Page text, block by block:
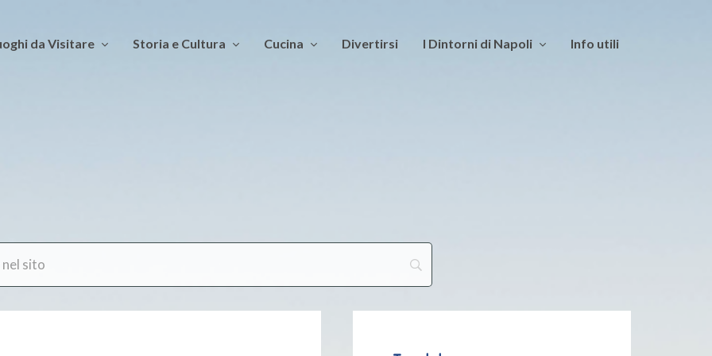
da Visitare Storia e Cultura Cucina Divertirsi I Dintorni di Napoli Info utili